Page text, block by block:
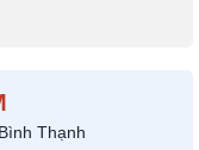
Thạnh